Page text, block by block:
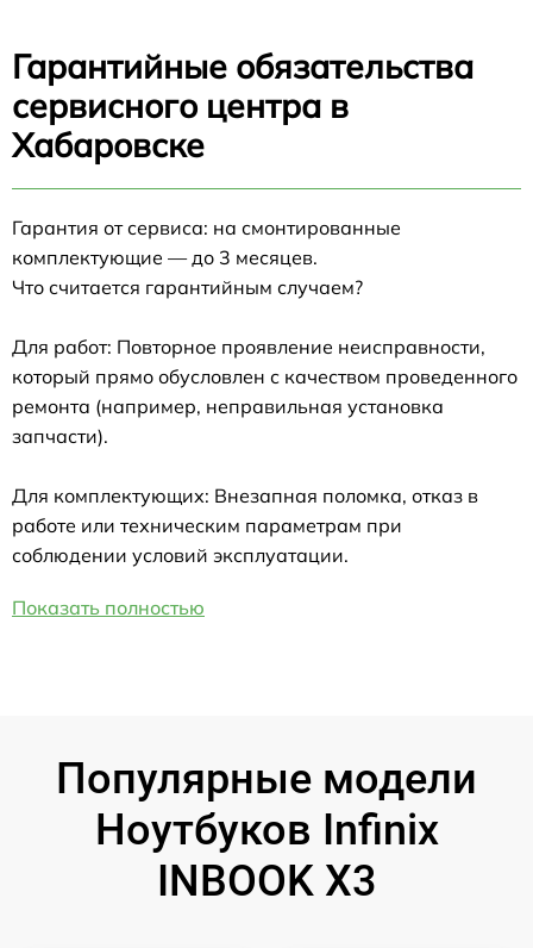
Гарантийные обязательства
сервисного центра в
Хабаровске
Гарантия от сервиса: на смонтированные
комплектующие — до 3 месяцев.
Что считается гарантийным случаем?
Для работ: Повторное проявление неисправности,
который прямо обусловлен с качеством проведенного
ремонта (например, неправильная установка
запчасти).
Для комплектующих: Внезапная поломка, отказ в
работе или техническим параметрам при
соблюдении условий эксплуатации.
Показать полностью
Популярные модели
Ноутбуков Infinix
INBOOK X3